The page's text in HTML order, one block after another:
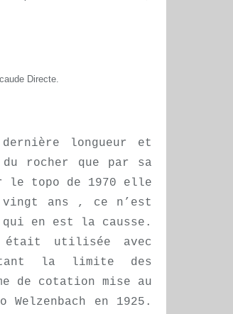
Directe.
longueur et
rocher que par sa
le topo de 1970 elle
ans , ce n’est
qui en est la causse.
utilisée avec
la limite des
de cotation mise au
en 1925.